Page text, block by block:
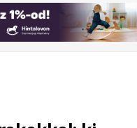
b
e